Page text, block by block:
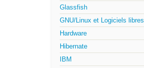
Glassfish
GNU/Linux et Logiciels libres
Hardware
Hibernate
IBM